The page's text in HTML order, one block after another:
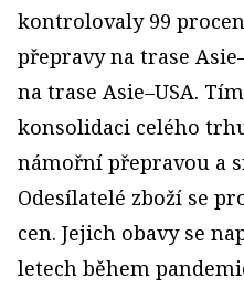
kontrolovaly 99
přepravy na trase
na trase Asie–USA.
konsolidaci celého
námořní přepravou a
Odesílatelé zboží se
cen. Jejich obavy se
letech během